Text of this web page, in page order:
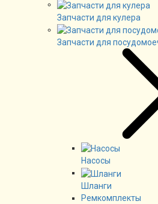
Запчасти для кулера
Запчасти для
Насосы
Шланги
Ремкомплекты